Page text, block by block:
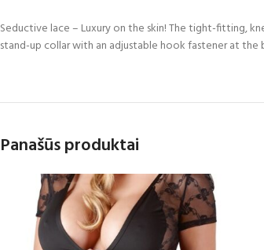
Seductive lace – Luxury on the skin! The tight-fitting,
stand-up collar with an adjustable hook fastener at
Panašūs produktai